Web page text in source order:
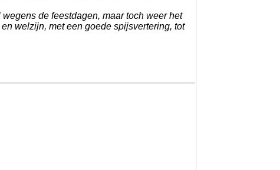
de feestdagen, maar toch weer het
welzijn, met een goede spijsvertering, tot